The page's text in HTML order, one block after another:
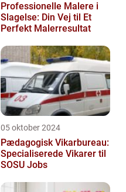
Professionelle Malere i
Slagelse: Din Vej til Et
Perfekt Malerresultat
05 oktober 2024
Pædagogisk Vikarbureau:
Specialiserede Vikarer til
SOSU Jobs